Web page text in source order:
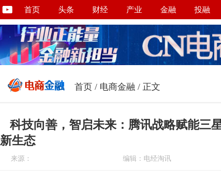
首页 头条 财经 产业 金融 投融
首页 / 电商金融 / 正文
科技向善，智启未来：腾讯战略赋能三
新生态
来源： 编辑：电经淘讯